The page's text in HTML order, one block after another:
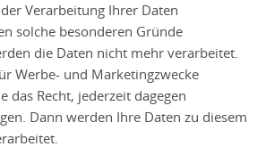
Verarbeitung Ihrer Daten
solche besonderen Gründe
die Daten nicht mehr verarbeitet.
Werbe- und Marketingzwecke
das Recht, jederzeit dagegen
Dann werden Ihre Daten zu diesem